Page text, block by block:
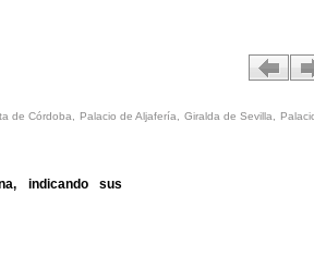
de Córdoba, Palacio de Aljafería, Giralda de Sevilla,
indicando sus